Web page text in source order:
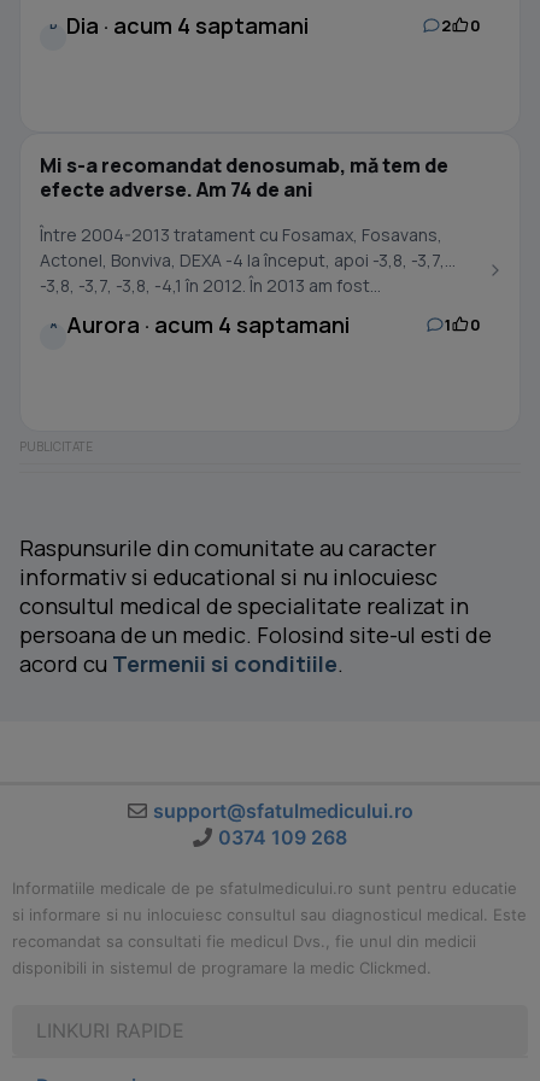
D Dia · acum 4 saptamani 2 0
Mi s-a recomandat denosumab, mă tem de
efecte adverse. Am 74 de ani
Între 2004-2013 tratament cu Fosamax, Fosavans,
Actonel, Bonviva, DEXA -4 la început, apoi -3,8, -3,7,
-3,8, -3,7, -3,8, -4,1 în 2012. În 2013 am fost...
A Aurora · acum 4 saptamani 1 0
Raspunsurile din comunitate au caracter
informativ si educational si nu inlocuiesc
consultul medical de specialitate realizat in
persoana de un medic. Folosind site-ul esti de
acord cu Termenii si conditiile.
support@sfatulmedicului.ro
0374 109 268
Informatiile medicale de pe sfatulmedicului.ro sunt pentru educatie
si informare si nu inlocuiesc consultul sau diagnosticul medical. Este
recomandat sa consultati fie medicul Dvs., fie unul din medicii
disponibili in sistemul de programare la medic Clickmed.
LINKURI RAPIDE